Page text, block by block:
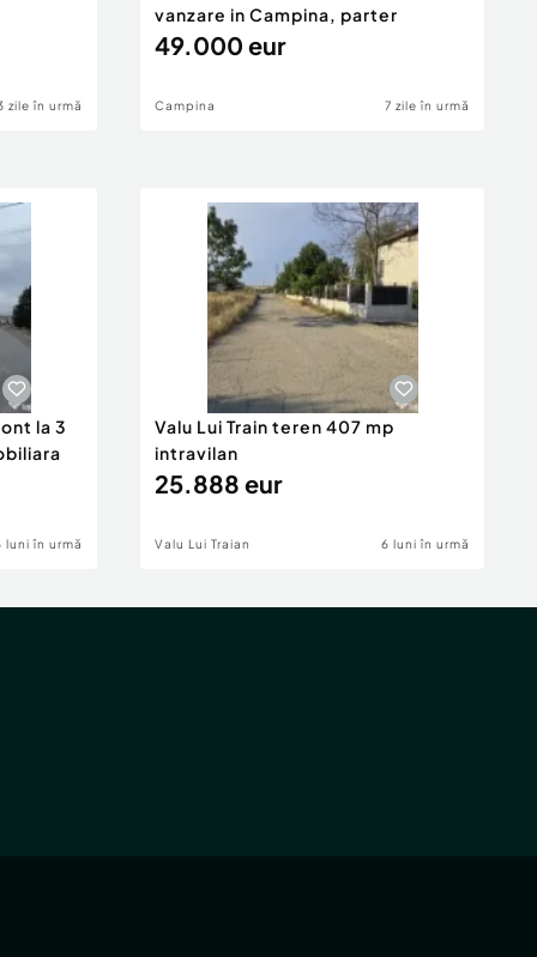
zile în urmă
vanzare in Campina, parter
49.000 eur
Campina 7 zile în urmă
la 3
luni în urmă
Valu Lui Train teren 407 mp
intravilan
25.888 eur
Valu Lui Traian 6 luni în urmă